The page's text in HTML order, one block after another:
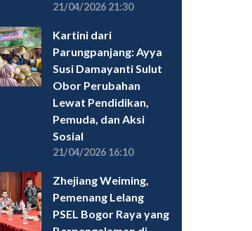
21/04/2026 21:30
Kartini dari
Parungpanjang: Ayya
Susi Damayanti Sulut
Obor Perubahan
Lewat Pendidikan,
Pemuda, dan Aksi
Sosial
21/04/2026 16:10
Zhejiang Weiming,
Pemenang Lelang
PSEL Bogor Raya yang